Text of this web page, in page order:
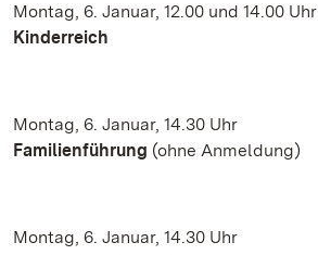
Montag, 6. Januar, 12.00 und 14.00 Uhr
Kinderreich
Montag, 6. Januar, 14.30 Uhr
Familienführung (ohne Anmeldung)
Montag, 6. Januar, 14.30 Uhr